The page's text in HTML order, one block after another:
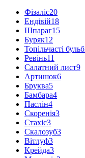
Фізаліс20
Ендівій18
Шпараг15
Буряк12
Топільчасті
Ревінь11
Салатний лист9
Артишок6
Бруква5
Бамбара4
Паслін4
Скоренія3
Стахіс3
Скалозуб3
Вітлуф3
Крейда3